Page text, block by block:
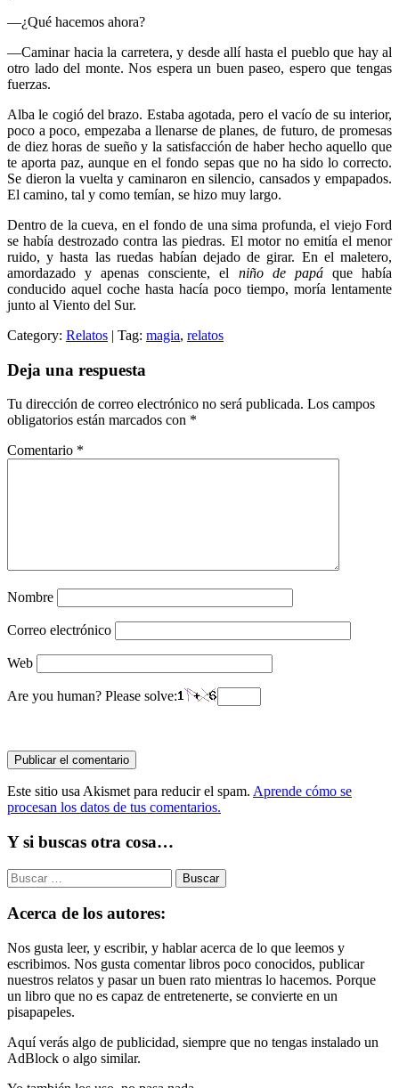
—¿Qué hacemos ahora?
—Caminar hacia la carretera, y desde allí hasta el pueblo que hay al
otro lado del monte. Nos espera un buen paseo, espero que tengas
fuerzas.
Alba le cogió del brazo. Estaba agotada, pero el vacío de su interior,
poco a poco, empezaba a llenarse de planes, de futuro, de promesas
de diez horas de sueño y la satisfacción de haber hecho aquello que
te aporta paz, aunque en el fondo sepas que no ha sido lo correcto.
Se dieron la vuelta y caminaron en silencio, cansados y empapados.
El camino, tal y como temían, se hizo muy largo.
Dentro de la cueva, en el fondo de una sima profunda, el viejo Ford
se había destrozado contra las piedras. El motor no emitía el menor
ruido, y hasta las ruedas habían dejado de girar. En el maletero,
amordazado y apenas consciente, el niño de papáque había
conducido aquel coche hasta hacía poco tiempo, moría lentamente
junto al Viento del Sur.
Category: Relatos | Tag: magia, relatos
Deja una respuesta
Tu dirección de correo electrónico no será publicada. Los campos
obligatorios están marcados con *
Comentario *
Nombre
Correo electrónico
Web
Are you human? Please solve:
Este sitio usa Akismet para reducir el spam. Aprende cómo se
procesan los datos de tus comentarios.
Y si buscas otra cosa…
Buscar:
Acerca de los autores:
Nos gusta leer, y escribir, y hablar acerca de lo que leemos y
escribimos. Nos gusta comentar libros poco conocidos, publicar
nuestros relatos y pasar un buen rato mientras lo hacemos. Porque
un libro que no es capaz de entretenerte, se convierte en un
pisapapeles.
Aquí verás algo de publicidad, siempre que no tengas instalado un
AdBlock o algo similar.